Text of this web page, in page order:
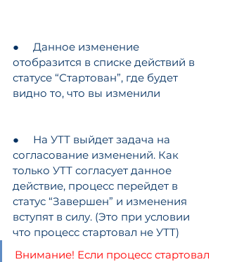
●     Данное изменение
отобразится в списке действий в
статусе “Стартован”, где будет
видно то, что вы изменили
●     На УТТ выйдет задача на
согласование изменений. Как
только УТТ согласует данное
действие, процесс перейдет в
статус “Завершен” и изменения
вступят в силу. (Это при условии
что процесс стартовал не УТТ)
Внимание! Если процесс стартовал